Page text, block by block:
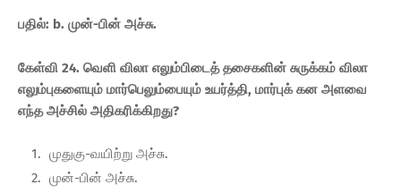
பதில்: b. முன்-பின் அச்சு.
கேள்வி 24. வெளி விலா எலும்பிடைத் தசைகளின் சுருக்கம் விலா
எலும்புகளையும் மார்பெலும்பையும் உயர்த்தி, மார்புக் கன அளவை
எந்த அச்சில் அதிகரிக்கிறது?
முதுகு-வயிற்று அச்சு.
முன்-பின் அச்சு.